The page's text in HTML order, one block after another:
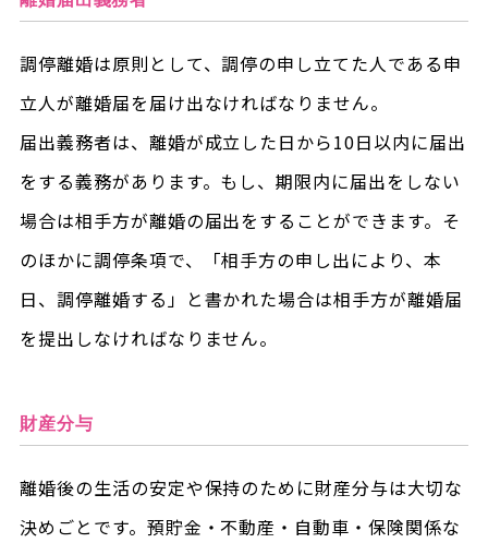
調停離婚は原則として、調停の申し立てた人である申
立人が離婚届を届け出なければなりません。
届出義務者は、離婚が成立した日から10日以内に届出
をする義務があります。もし、期限内に届出をしない
場合は相手方が離婚の届出をすることができます。そ
のほかに調停条項で、「相手方の申し出により、本
日、調停離婚する」と書かれた場合は相手方が離婚届
を提出しなければなりません。
財産分与
離婚後の生活の安定や保持のために財産分与は大切な
決めごとです。預貯金・不動産・自動車・保険関係な